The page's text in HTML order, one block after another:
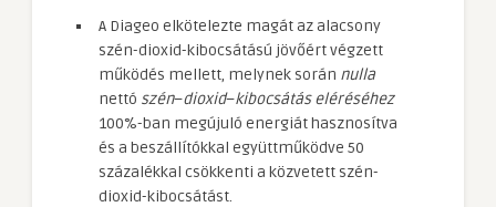
A Diageo elkötelezte magát az alacsony
szén-dioxid-kibocsátású jövőért végzett
működés mellett, melynek során nulla
nettó szén–dioxid–kibocsátás eléréséhez
100%-ban megújuló energiát hasznosítva
és a beszállítókkal együttműködve 50
százalékkal csökkenti a közvetett szén-
dioxid-kibocsátást.